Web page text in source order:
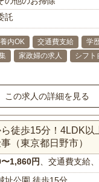
託
内OK 交通費支給
学
家政婦の求人
シフト
この求人の詳細を見る
徒歩15分！4LDK以
（東京都日野市）
1,860円、交通費支給